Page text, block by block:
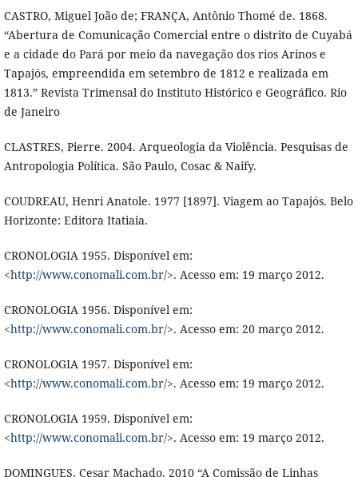
CASTRO, Miguel João de; FRANÇA, Antônio Thomé de. 1868.
“Abertura de Comunicação Comercial entre o distrito de Cuyabá
e a cidade do Pará por meio da navegação dos rios Arinos e
Tapajós, empreendida em setembro de 1812 e realizada em
1813.” Revista Trimensal do Instituto Histórico e Geográfico. Rio
de Janeiro
CLASTRES, Pierre. 2004. Arqueologia da Violência. Pesquisas de
Antropologia Política. São Paulo, Cosac & Naify.
COUDREAU, Henri Anatole. 1977 [1897]. Viagem ao Tapajós. Belo
Horizonte: Editora Itatiaia.
CRONOLOGIA 1955. Disponível em:
<http://www.conomali.com.br/>. Acesso em: 19 março 2012.
CRONOLOGIA 1956. Disponível em:
<http://www.conomali.com.br/>. Acesso em: 20 março 2012.
CRONOLOGIA 1957. Disponível em:
<http://www.conomali.com.br/>. Acesso em: 19 março 2012.
CRONOLOGIA 1959. Disponível em:
<http://www.conomali.com.br/>. Acesso em: 19 março 2012.
DOMINGUES, Cesar Machado. 2010 “A Comissão de Linhas